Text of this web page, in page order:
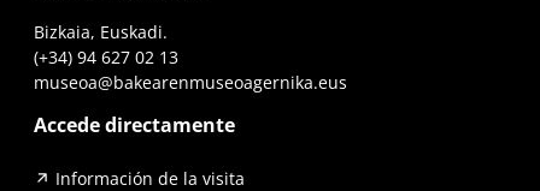
Bizkaia, Euskadi.
(+34) 94 627 02 13
museoa@bakearenmuseoagernika.eus
Accede directamente
Información de la visita